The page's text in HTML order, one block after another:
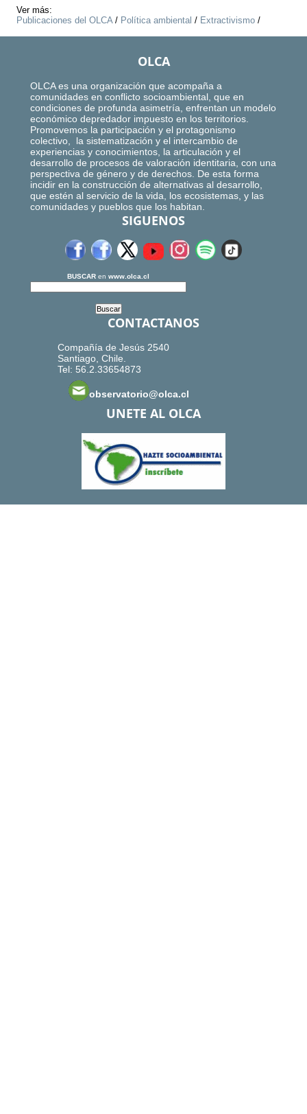
Ver más:
Publicaciones del OLCA/ Política ambiental / Extractivismo /
OLCA
OLCA es una organización que acompaña a
comunidades en conflicto socioambiental, que en
condiciones de profunda asimetría, enfrentan un modelo
económico depredador impuesto en los territorios.
Promovemos la participación y el protagonismo
colectivo, la sistematización y el intercambio de
experiencias y conocimientos, la articulación y el
desarrollo de procesos de valoración identitaria, con una
perspectiva de género y de derechos. De esta forma
incidir en la construcción de alternativas al desarrollo,
que estén al servicio de la vida, los ecosistemas, y las
comunidades y pueblos que los habitan.
SIGUENOS
BUSCAR en www.olca.cl
CONTACTANOS
Compañía de Jesús 2540
Santiago, Chile.
Tel: 56.2.33654873
observatorio@olca.cl
UNETE AL OLCA